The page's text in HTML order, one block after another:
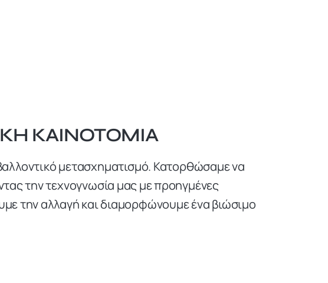
ΚΑΙΝΟΤΟΜΊΑ
μετασχηματισμό. Κατορθώσαμε να
την τεχνογνωσία μας με προηγμένες
την αλλαγή και διαμορφώνουμε ένα βιώσιμο